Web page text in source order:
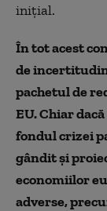
inițial.
În tot acest
de
pachetul de
EU. Chiar
fondul crizei
gândit și
economiilor
adverse,